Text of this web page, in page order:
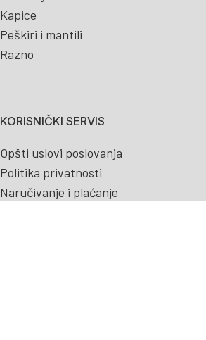
Kapice
Peškiri i mantili
Razno
KORISNIČKI SERVIS
Opšti uslovi poslovanja
Politika privatnosti
Naručivanje i plaćanje